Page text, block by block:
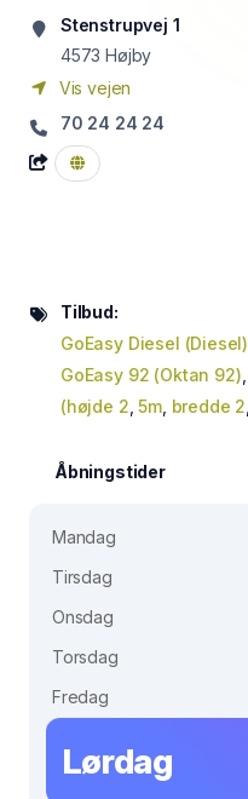
Stenstrupvej 1
4573 Højby
Vis vejen
70 24 24 24
Tilbud:
GoEasy Diesel (Diesel)
GoEasy 92 (Oktan 92)
(højde 2 ,5m, bredde 2
Åbningstider
Mandag
Tirsdag
Onsdag
Torsdag
Fredag
Lørdag